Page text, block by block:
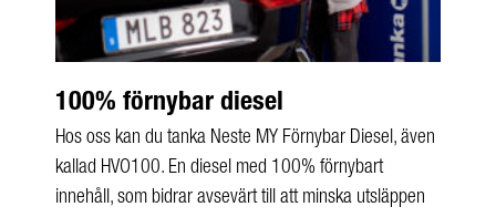
100% förnybar diesel
Hos oss kan du tanka Neste MY Förnybar Diesel, även
kallad HVO100. En diesel med 100% förnybart
innehåll, som bidrar avsevärt till att minska utsläppen